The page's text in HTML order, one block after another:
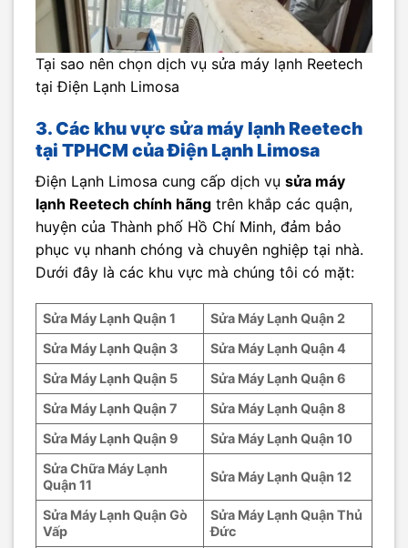
Tại sao nên chọn dịch vụ sửa máy lạnh Reetech
tại Điện Lạnh Limosa
3. Các khu vực sửa máy lạnhReetech
tại TPHCM của Điện Lạnh Limosa
Điện Lạnh Limosa cung cấp dịch vụ sửa máy
lạnh Reetech chính hãng trên khắp các quận,
huyện của Thành phố Hồ Chí Minh, đảm bảo
phục vụ nhanh chóng và chuyên nghiệp tại nhà.
Dưới đây là các khu vực mà chúng tôi có mặt:
Sửa Máy Lạnh Quận 1
Sửa Máy Lạnh Quận 2
Sửa Máy Lạnh Quận 3
Sửa Máy Lạnh Quận 4
Sửa Máy Lạnh Quận 5
Sửa Máy Lạnh Quận 6
Sửa Máy Lạnh Quận 7
Sửa Máy Lạnh Quận 8
Sửa Máy Lạnh Quận 9
Sửa Máy Lạnh Quận 10
Sửa Chữa Máy Lạnh
Quận 11
Sửa Máy Lạnh Quận 12
Sửa Máy Lạnh Quận Gò
Vấp
Sửa Máy Lạnh Quận Thủ
Đức